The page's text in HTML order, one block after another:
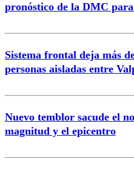
pronóstico de la DMC para
Sistema frontal deja más
personas aisladas entre
Nuevo temblor sacude el
magnitud y el epicentro